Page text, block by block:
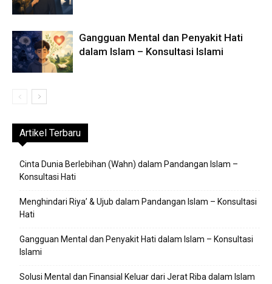
Gangguan Mental dan Penyakit Hati
dalam Islam – Konsultasi Islami
Artikel Terbaru
Cinta Dunia Berlebihan (Wahn) dalam Pandangan Islam –
Konsultasi Hati
Menghindari Riya’ & Ujub dalam Pandangan Islam – Konsultasi
Hati
Gangguan Mental dan Penyakit Hati dalam Islam – Konsultasi
Islami
Solusi Mental dan Finansial Keluar dari Jerat Riba dalam Islam